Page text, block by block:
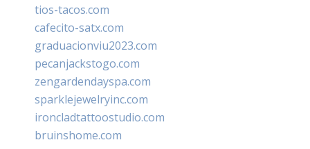
tios-tacos.com
cafecito-satx.com
graduacionviu2023.com
pecanjackstogo.com
zengardendayspa.com
sparklejewelryinc.com
ironcladtattoostudio.com
bruinshome.com